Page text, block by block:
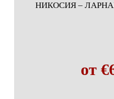
НИКОСИЯ –
от